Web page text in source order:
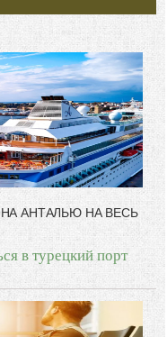
НА АНТАЛЬЮ НА ВЕСЬ
в турецкий порт